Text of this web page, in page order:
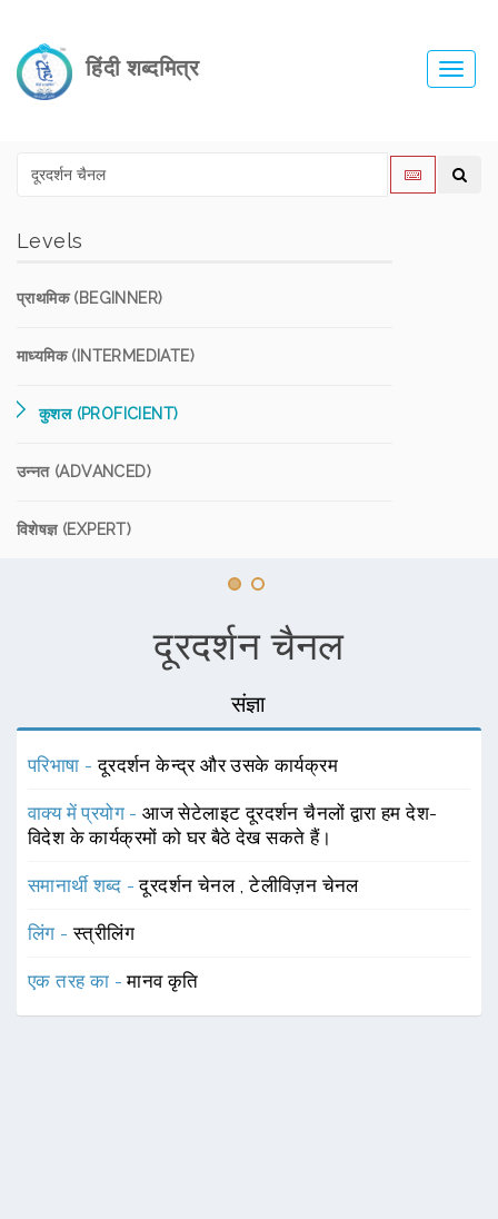
हिंदी शब्दमित्र
Levels
प्राथमिक (BEGINNER)
माध्यमिक (INTERMEDIATE)
कुशल (PROFICIENT)
उन्नत (ADVANCED)
विशेषज्ञ (EXPERT)
दूरदर्शन चैनल
संज्ञा
परिभाषा -दूरदर्शन केन्द्र और उसके कार्यक्रम
वाक्य में प्रयोग -आज सेटेलाइट दूरदर्शन चैनलों द्वारा हम देश-
विदेश के कार्यक्रमों को घर बैठे देख सकते हैं।
समानार्थी शब्द -दूरदर्शन चेनल ,टेलीविज़न चेनल
लिंग -स्त्रीलिंग
एक तरह का -मानव कृति